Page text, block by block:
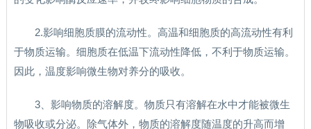
2.影响细胞质膜的流动性。高温和细胞质的高流动性有利
于物质运输。细胞质在低温下流动性降低，不利于物质运输。
因此，温度影响微生物对养分的吸收。
3、影响物质的溶解度。物质只有溶解在水中才能被微生
物吸收或分泌。除气体外，物质的溶解度随温度的升高而增